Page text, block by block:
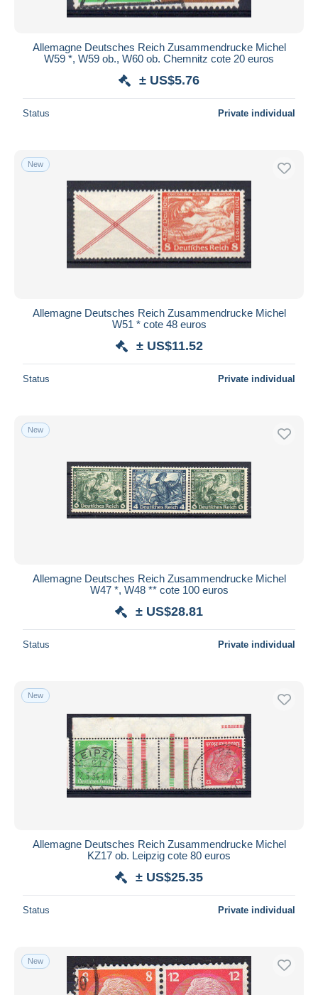
Allemagne Deutsches Reich Zusammendrucke Michel
W59 *, W59 ob., W60 ob. Chemnitz cote 20 euros
± US$5.76
Status Private individual
New
Allemagne Deutsches Reich Zusammendrucke Michel
W51 * cote 48 euros
± US$11.52
Status Private individual
New
Allemagne Deutsches Reich Zusammendrucke Michel
W47 *, W48 ** cote 100 euros
± US$28.81
Status Private individual
New
Allemagne Deutsches Reich Zusammendrucke Michel
KZ17 ob. Leipzig cote 80 euros
± US$25.35
Status Private individual
New